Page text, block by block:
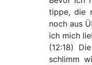
tippe, die
noch aus
ich mich
(12:18)
schlimm